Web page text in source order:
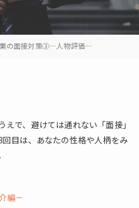
業の面接対策③―人物評価―
えで、避けては通れない「面接」
目は、あなたの性格や人柄をみ
編－